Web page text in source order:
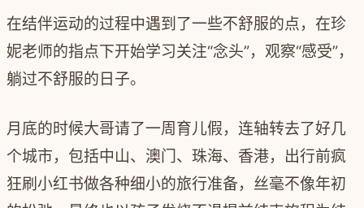
在结伴运动的过程中遇到了一些不舒服的点，在珍
妮老师的指点下开始学习关注“念头”，观察“感受”，
躺过不舒服的日子。
月底的时候大哥请了一周育儿假，连轴转去了好几
个城市，包括中山、澳门、珠海、香港，出行前疯
狂刷小红书做各种细小的旅行准备，丝毫不像年初